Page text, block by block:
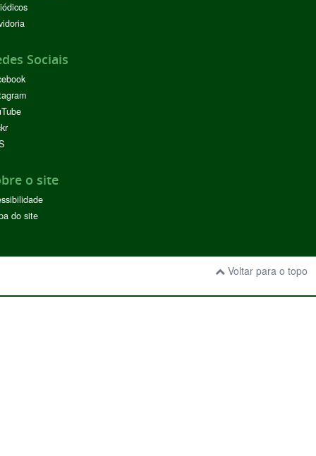
Sociais
o site
do site
Voltar para o topo